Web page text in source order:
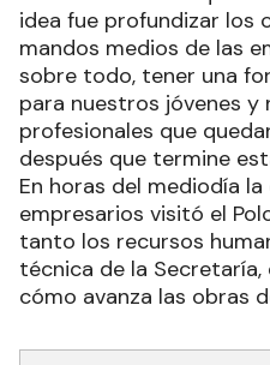
idea fue profundizar los
mandos medios de las
sobre todo, tener una
para nuestros jóvenes
profesionales que
después que termine
En horas del mediodía
empresarios visitó el
tanto los recursos
técnica de la
cómo avanza las obras